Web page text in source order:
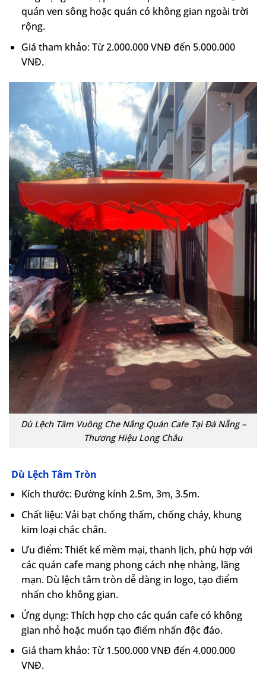
quán ven sông hoặc quán có không gian ngoài trời
rộng.
Giá tham khảo: Từ 2.000.000 VNĐ đến 5.000.000
VNĐ.
Dù Lệch Tâm Vuông Che Nắng Quán Cafe Tại Đà Nẵng –
Thương Hiệu Long Châu
Dù Lệch Tâm Tròn
Kích thước: Đường kính 2.5m, 3m, 3.5m.
Chất liệu: Vải bạt chống thấm, chống cháy, khung
kim loại chắc chắn.
Ưu điểm: Thiết kế mềm mại, thanh lịch, phù hợp với
các quán cafe mang phong cách nhẹ nhàng, lãng
mạn. Dù lệch tâm tròn dễ dàng in logo, tạo điểm
nhấn cho không gian.
Ứng dụng: Thích hợp cho các quán cafe có không
gian nhỏ hoặc muốn tạo điểm nhấn độc đáo.
Giá tham khảo: Từ 1.500.000 VNĐ đến 4.000.000
VNĐ.